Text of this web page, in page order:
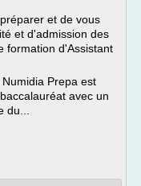
et de vous
et d'admission des
formation d'Assistant
Prepa est
avec un